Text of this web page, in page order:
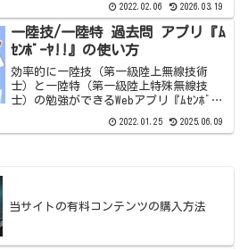
すためそれぞれで出題率を算出しまし
た。本記事はB問題編となります。関連：
一陸特 法規A（午...
2022.02.06 2026.03.19
一陸技/一陸特 過去問 アプリ『ﾑ
ｾﾝﾎﾞｰﾔ!!』の使い方
効率的に一陸技（第一級陸上無線技術
士）と一陸特（第一級陸上特殊無線技
士）の勉強ができるWebアプリ『ﾑｾﾝﾎﾞｰ
一陸特 過去問アプリ『ﾑｾﾝﾎﾞｰﾔ!!』でで
2022.01.25 2025.06.09
当サイトの有料コンテンツの購入方法